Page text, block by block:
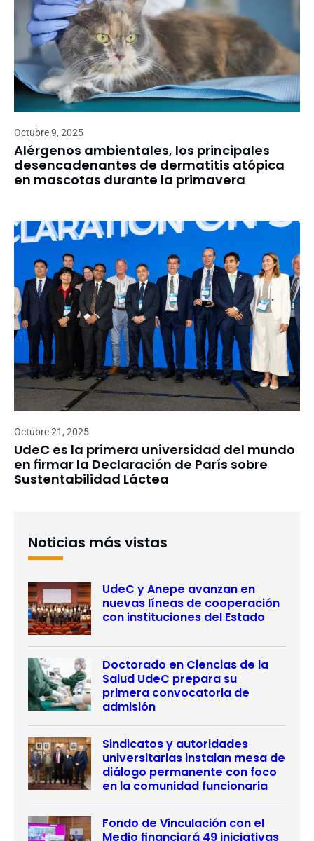
Octubre 9, 2025
Alérgenos ambientales, los principales
desencadenantes de dermatitis atópica
en mascotas durante la primavera
Octubre 21, 2025
UdeC es la primera universidad del mundo
en firmar la Declaración de París sobre
Sustentabilidad Láctea
Noticias más vistas
UdeC y Anepe avanzan en
nuevas líneas de cooperación
con instituciones del Estado
Doctorado en Ciencias de la
Salud UdeC prepara su
primera convocatoria de
admisión
Sindicatos y autoridades
universitarias instalan mesa de
diálogo permanente con foco
en la comunidad funcionaria
Fondo de Vinculación con el
Medio financiará 49 iniciativas